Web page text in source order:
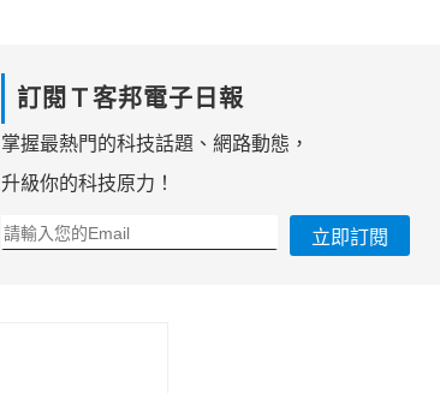
訂閱Ｔ客邦電子日報
掌握最熱門的科技話題、網路動態，
升級你的科技原力！
立即訂閱